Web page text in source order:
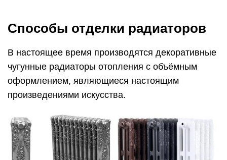
Способы отделки радиаторов
В настоящее время производятся декоративные
чугунные радиаторы отопления с объёмным
оформлением, являющиеся настоящим
произведениями искусства.